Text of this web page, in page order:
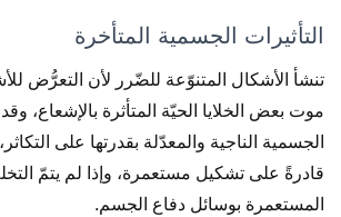
التأثيرات الجسمية المتأخرة
تنشأ الأشكال المتنوّعة للضّرر لأن التعرُّض
موت بعض الخلايا الحيّة المتأثرة بالإشعاع،
الجسمية الناجية والمعدّلة بقدرتها على
قادرةً على تشكيل مستعمرة، وإذا لم يتمّ
المستعمرة بوسائل دفاع الجسم.